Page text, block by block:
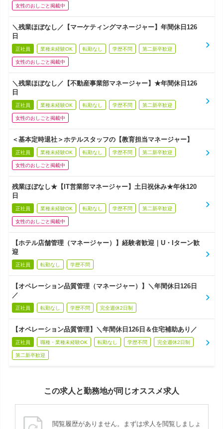
女性のおしごと掲載中
＼残業ほぼなし／【マーケティングマネージャー】年間休日126
日
正社員 業種未経験OK 転勤なし 学歴不問 第二新卒歓迎
女性のおしごと掲載中
＼残業ほぼなし／【不動産事業部マネージャー】★年間休日126
日
正社員 業種未経験OK 転勤なし 学歴不問 第二新卒歓迎
女性のおしごと掲載中
＜基本定時退社＞ホテルスタッフの【教育担当マネージャー】
正社員 業種未経験OK 転勤なし 学歴不問 第二新卒歓迎
女性のおしごと掲載中
残業ほぼなし★【IT営業部マネージャー】土日祝休み★年休120
日
正社員 業種未経験OK 転勤なし 学歴不問 第二新卒歓迎
女性のおしごと掲載中
【ホテル店舗管理（マネージャー）】経験者歓迎｜U・Iターン歓
迎
正社員 転勤なし 学歴不問
【オペレーション品質管理（マネージャー）】＼年間休日126日
／
正社員 転勤なし 学歴不問 完全週休2日制
【オペレーション品質管理】＼年間休日126日＆住宅補助あり／
正社員 職種・業種未経験OK 転勤なし 学歴不問 完全週休2日制
第二新卒歓迎
この求人と勤務地が同じオススメ求人
閲覧履歴がありません。まずは求人を閲覧しましょ